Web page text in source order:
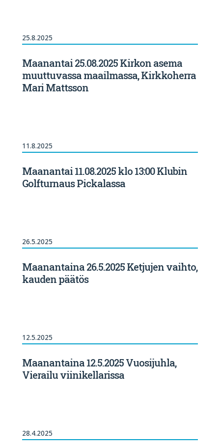
25.8.2025
Maanantai 25.08.2025 Kirkon asema
muuttuvassa maailmassa, Kirkkoherra
Mari Mattsson
11.8.2025
Maanantai 11.08.2025 klo 13:00 Klubin
Golfturnaus Pickalassa
26.5.2025
Maanantaina 26.5.2025 Ketjujen vaihto,
kauden päätös
12.5.2025
Maanantaina 12.5.2025 Vuosijuhla,
Vierailu viinikellarissa
28.4.2025